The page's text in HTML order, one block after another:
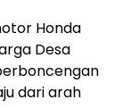
Honda
Desa
dari arah